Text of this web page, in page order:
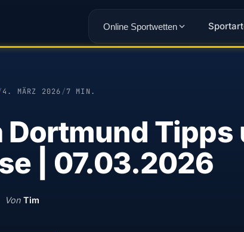
Online Sportwetten
4. MÄRZ 2026/7 MIN.
Dortmund Tipps
| 07.03.2026
Von Tim